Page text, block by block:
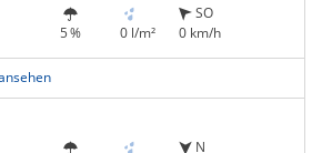
5 % 0 l/m²
SO
0 km/h
N